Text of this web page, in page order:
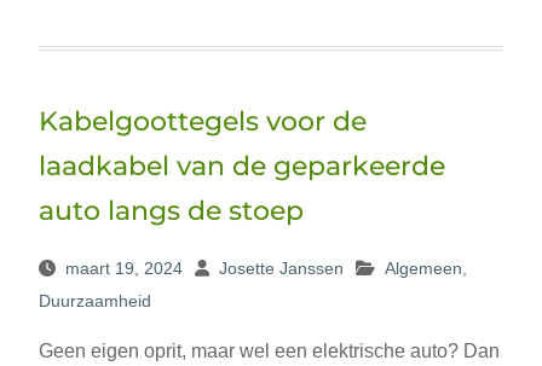
Kabelgoottegels voor de
laadkabel van de geparkeerde
auto langs de stoep
maart 19, 2024 Josette Janssen Algemeen
Duurzaamheid
Geen eigen oprit, maar wel een elektrische auto? Dan